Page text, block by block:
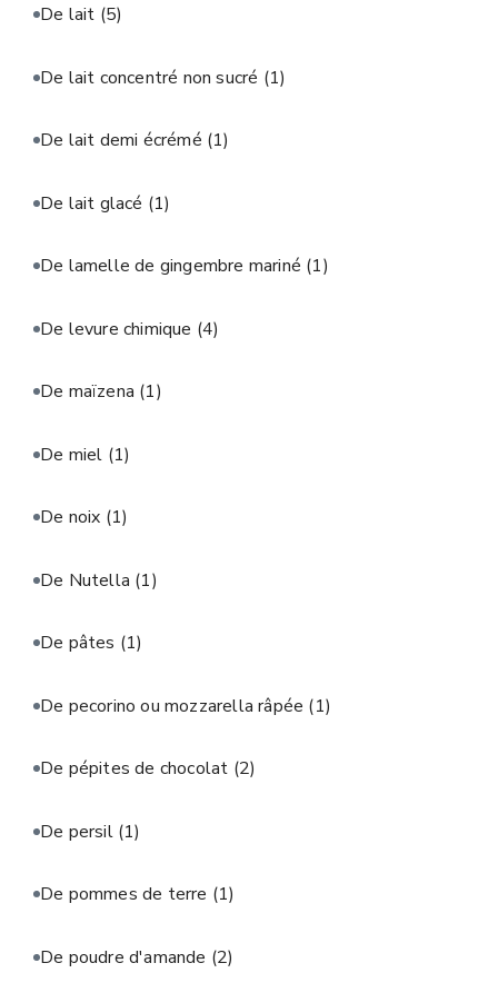
De lait (5)
De lait concentré non sucré (1)
De lait demi écrémé (1)
De lait glacé (1)
De lamelle de gingembre mariné (1)
De levure chimique (4)
De maïzena (1)
De miel (1)
De noix (1)
De Nutella (1)
De pâtes (1)
De pecorino ou mozzarella râpée (1)
De pépites de chocolat (2)
De persil (1)
De pommes de terre (1)
De poudre d'amande (2)